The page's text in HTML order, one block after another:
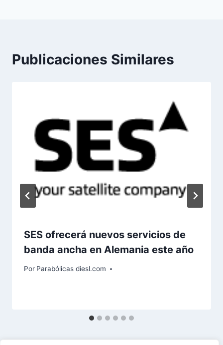
Publicaciones Similares
SES ofrecerá nuevos servicios de
banda ancha en Alemania este año
Por Parabólicas diesl.com